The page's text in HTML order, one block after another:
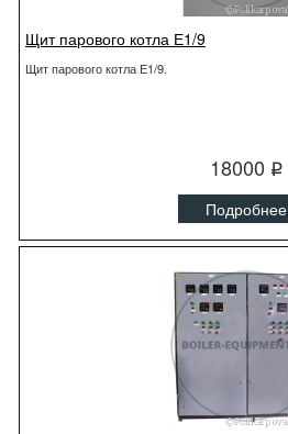
Щит парового котла Е1/9
Щит парового котла Е1/9.
18000 q
Подробнее